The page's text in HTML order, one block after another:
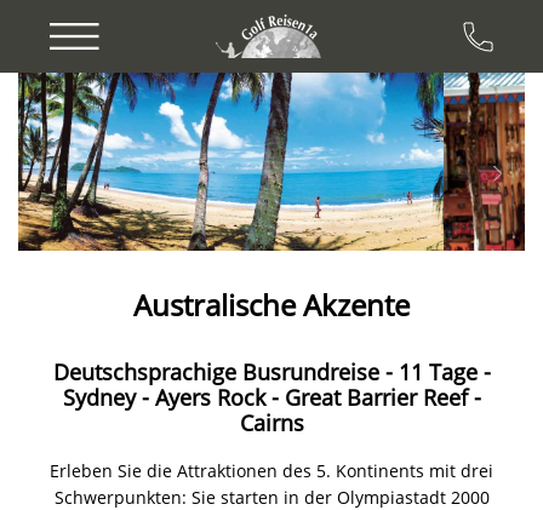
Previous Next
Australische Akzente
Deutschsprachige Busrundreise - 11 Tage -
Sydney - Ayers Rock - Great Barrier Reef -
Cairns
Erleben Sie die Attraktionen des 5. Kontinents mit drei
Schwerpunkten: Sie starten in der Olympiastadt 2000